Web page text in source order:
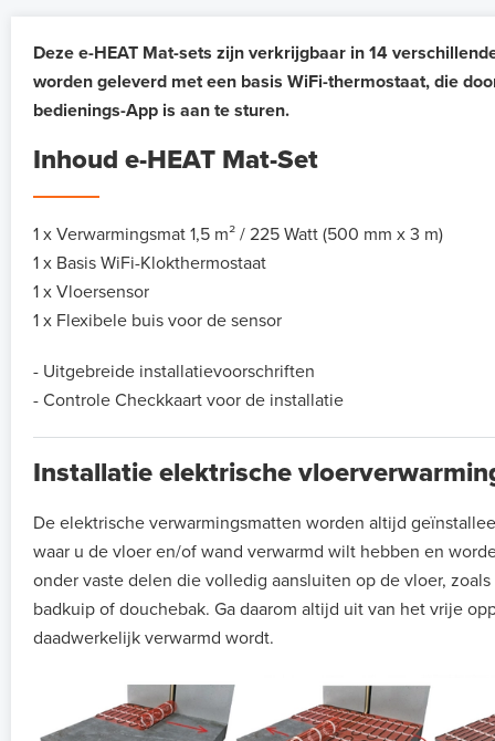
Deze e-HEAT Mat-sets zijn verkrijgbaar in 14
worden geleverd met een basis WiFi-thermostaat, die
bedienings-App is aan te sturen.
Inhoud e-HEAT Mat-Set
1 x Verwarmingsmat 1,5 m² / 225 Watt (500 mm x 3 m)
1 x Basis WiFi-Klokthermostaat
1 x Vloersensor
1 x Flexibele buis voor de sensor
- Uitgebreide installatievoorschriften
- Controle Checkkaart voor de installatie
Installatie elektrische
De elektrische verwarmingsmatten worden altijd
waar u de vloer en/of wand verwarmd wilt hebben en
onder vaste delen die volledig aansluiten op de vloer,
badkuip of douchebak. Ga daarom altijd uit van het vrije
daadwerkelijk verwarmd wordt.